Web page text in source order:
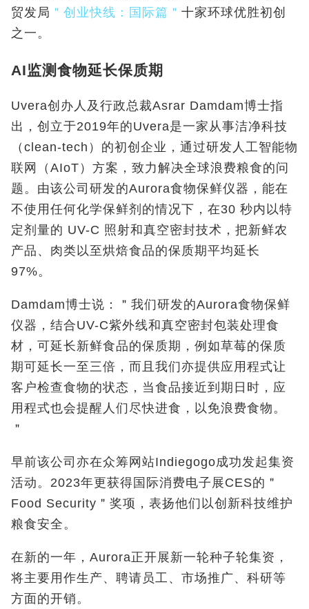
贸发局 ＂创业快线：国际篇＂ 十家环球优胜初创
之一。
AI监测食物延长保质期
Uvera创办人及行政总裁Asrar Damdam博士指
出，创立于2019年的Uvera是一家从事洁净科技
（ clean-tech ）的初创企业，通过研发人工智能物
联网（ AIoT）方案，致力解决全球浪费粮食的问
题。由该公司研发的Aurora食物保鲜仪器，能在
不使用任何化学保鲜剂的情况下，在30 秒内以特
定剂量的 UV-C 照射和真空密封技术，把新鲜农
产品、肉类以至烘焙食品的保质期平均延长
97%。
Damdam博士说：＂我们研发的Aurora食物保鲜
仪器，结合UV-C紫外线和真空密封包装处理食
材，可延长新鲜食品的保质期，例如草莓的保质
期可延长一至三倍，而且我们亦提供应用程式让
客户检查食物的状态，当食品接近到期日时，应
用程式也会提醒人们尽快进食，以免浪费食物。
＂
早前该公司亦在众筹网站Indiegogo成功发起集资
活动。 2023年更获得国际消费电子展CES的＂
Food Security ＂奖项，表扬他们以创新科技维护
粮食安全。
在新的一年， Aurora正开展新一轮种子轮集资，
将主要用作生产、聘请员工、市场推广、科研等
方面的开销。